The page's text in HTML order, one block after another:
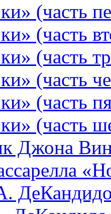
(часть
(часть
(часть
(часть
(часть
(часть
Джона